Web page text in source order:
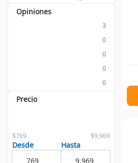
Opiniones
3
0
0
0
0
Precio
$769 $9,969
Desde Hasta